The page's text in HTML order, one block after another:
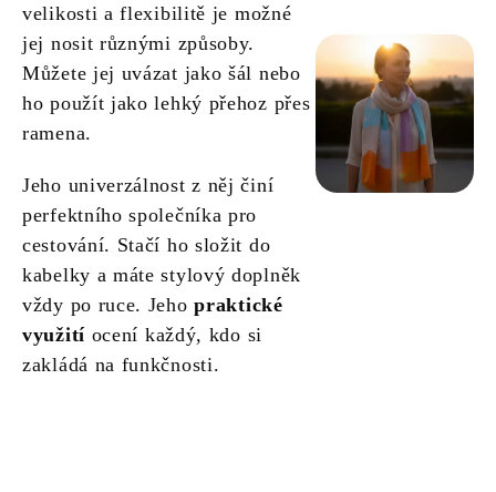
velikosti a flexibilitě je možné
jej nosit různými způsoby.
Můžete jej uvázat jako šál nebo
ho použít jako lehký přehoz přes
ramena.
Jeho univerzálnost z něj činí
perfektního společníka pro
cestování. Stačí ho složit do
kabelky a máte stylový doplněk
vždy po ruce. Jehopraktické
využitíocení každý, kdo si
zakládá na funkčnosti.